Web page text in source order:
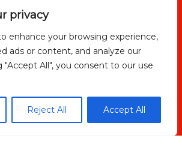
privacy
enhance your browsing experience,
ads or content, and analyze our
"Accept All", you consent to our use
Reject All Accept All